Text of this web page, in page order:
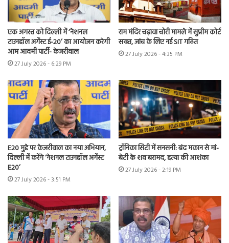
एक अगस्त को दिल्ली में ‘नेशनल
टाउनहॉल अगेंस्ट ई-20’ का आयोजन करेगी
आम आदमी पार्टी- केजरीवाल
27 July 2026 - 6:29 PM
राम मंदिर चढ़ावा चोरी मामले में सुप्रीम कोर्ट
सख्त, जांच के लिए नई SIT गठित
27 July 2026 - 4:35 PM
E20 मुद्दे पर केजरीवाल का नया अभियान,
दिल्ली में करेंगे ‘नेशनल टाउनहॉल अगेंस्ट
E20’
27 July 2026 - 3:51 PM
ट्रॉनिका सिटी में सनसनी: बंद मकान से मां-
बेटी के शव बरामद, हत्या की आशंका
27 July 2026 - 2:19 PM